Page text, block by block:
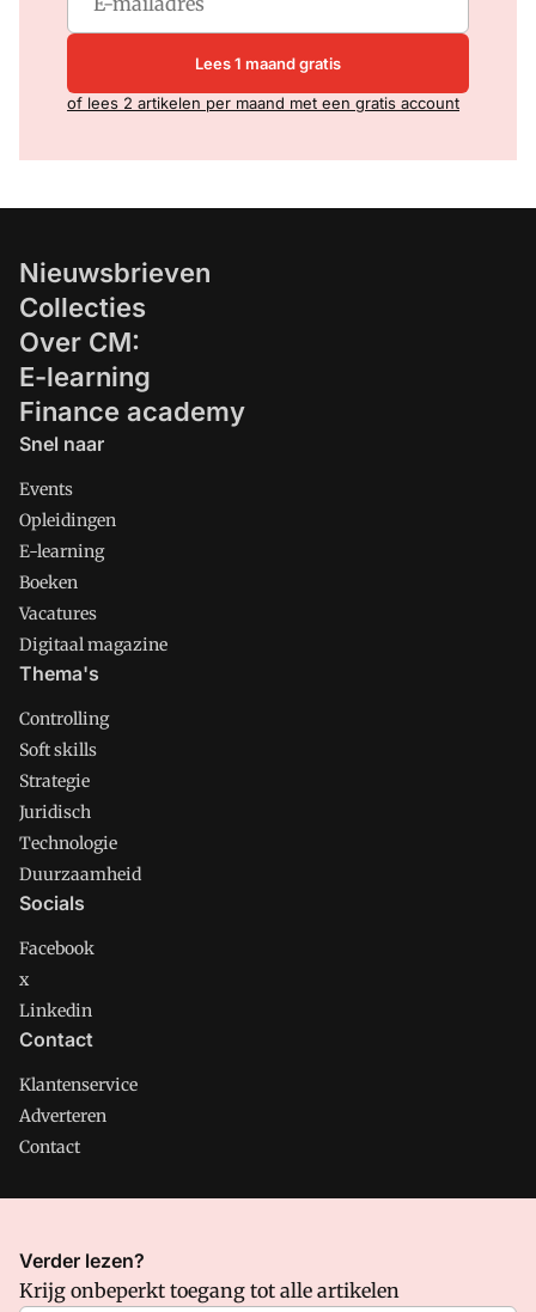
Lees 1 maand gratis
of lees 2 artikelen per maand met een gratis account
Nieuwsbrieven
Collecties
Over CM:
E-learning
Finance academy
Snel naar
Events
Opleidingen
E-learning
Boeken
Vacatures
Digitaal magazine
Thema's
Controlling
Soft skills
Strategie
Juridisch
Technologie
Duurzaamheid
Socials
Facebook
x
Linkedin
Contact
Klantenservice
Adverteren
Contact
CMweb is onderdeel van VMN media. Lees in
waar VMN media voor staat. Op gebruik van deze site zijn de
Verder lezen?
Krijg onbeperkt toegang tot alle artikelen